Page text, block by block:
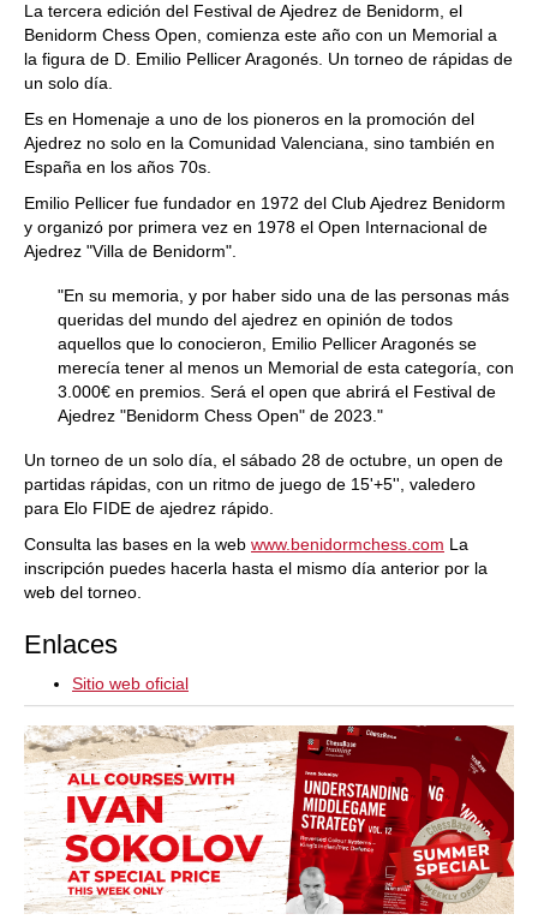
La tercera edición del Festival de Ajedrez de Benidorm, el
Benidorm Chess Open, comienza este año con un Memorial a
la figura de D. Emilio Pellicer Aragonés. Un torneo de rápidas de
un solo día.
Es en Homenaje a uno de los pioneros en la promoción del
Ajedrez no solo en la Comunidad Valenciana, sino también en
España en los años 70s.
Emilio Pellicer fue fundador en 1972 del Club Ajedrez Benidorm
y organizó por primera vez en 1978 el Open Internacional de
Ajedrez "Villa de Benidorm".
"En su memoria, y por haber sido una de las personas más
queridas del mundo del ajedrez en opinión de todos
aquellos que lo conocieron, Emilio Pellicer Aragonés se
merecía tener al menos un Memorial de esta categoría, con
3.000€ en premios. Será el open que abrirá el Festival de
Ajedrez "Benidorm Chess Open" de 2023."
Un torneo de un solo día, el sábado 28 de octubre, un open de
partidas rápidas, con un ritmo de juego de 15'+5'', valedero
para Elo FIDE de ajedrez rápido.
Consulta las bases en la web www.benidormchess.com La
inscripción puedes hacerla hasta el mismo día anterior por la
web del torneo.
Enlaces
Sitio web oficial